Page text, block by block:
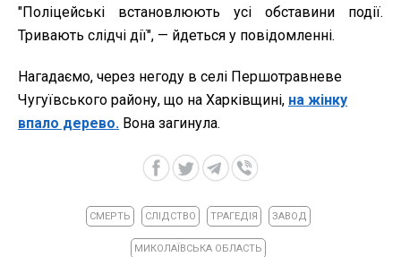
"Поліцейські встановлюють усі обставини події.
Тривають слідчі дії", — йдеться у повідомленні.
Нагадаємо, через негоду в селі Першотравневе
Чугуївського району, що на Харківщині, на жінку
впало дерево. Вона загинула.
СМЕРТЬ СЛІДСТВО ТРАГЕДІЯ ЗАВОД
МИКОЛАЇВСЬКА ОБЛАСТЬ